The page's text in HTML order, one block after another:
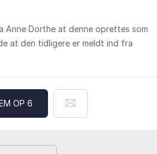
Anne Dorthe at denne oprettes som
at den tidligere er meldt ind fra
OP 6